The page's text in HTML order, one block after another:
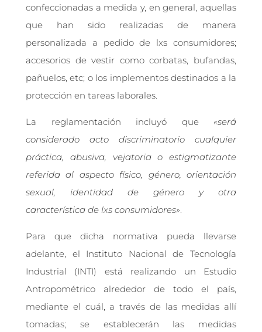
confeccionadas a medida y, en general, aquellas
que han sido realizadas de manera
personalizada a pedido de lxs consumidores;
accesorios de vestir como corbatas, bufandas,
pañuelos, etc; o los implementos destinados a la
protección en tareas laborales.
La reglamentación incluyó que «será
considerado acto discriminatorio cualquier
práctica, abusiva, vejatoria o estigmatizante
referida al aspecto físico, género, orientación
sexual, identidad de género y otra
característica de lxs consumidores».
Para que dicha normativa pueda llevarse
adelante, el Instituto Nacional de Tecnología
Industrial (INTI) está realizando un Estudio
Antropométrico alrededor de todo el país,
mediante el cuál, a través de las medidas allí
tomadas; se establecerán las medidas